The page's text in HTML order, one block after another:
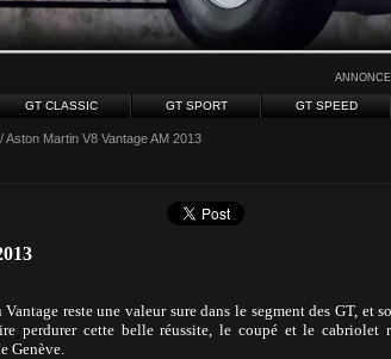
GT CLASSIC GT SPORT GT SPEED
/ Aston Martin V8 Vantage AM 2013
reste une valeur sure dans le segment des GT, et
perdurer cette belle réussite, le coupé et le cabriolet
Genève.